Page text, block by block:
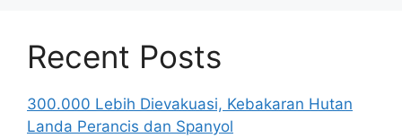
Recent Posts
300.000 Lebih Dievakuasi, Kebakaran Hutan
Landa Perancis dan Spanyol